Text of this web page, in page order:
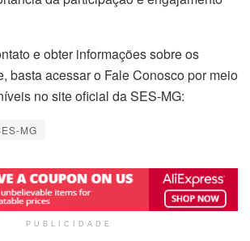
e obter informações sobre os
basta acessar o Fale Conosco por meio
no site oficial da SES-MG:
MG
PUBLICIDADE